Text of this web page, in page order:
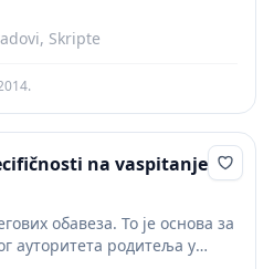
Skripte
na vaspitanje
обавеза. То је основа за
ауторитета родитеља у